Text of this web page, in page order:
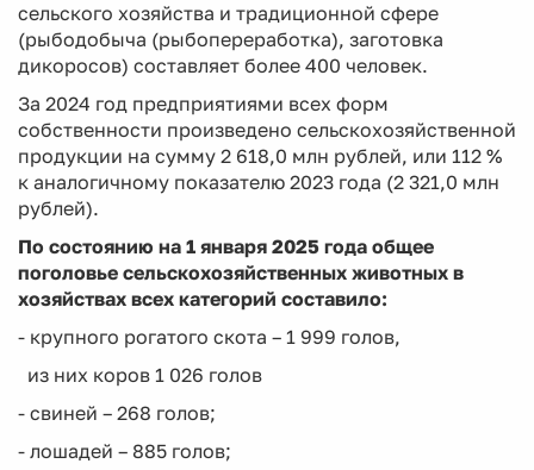
сельского хозяйства и традиционной сфере
(рыбодобыча (рыбопереработка), заготовка
дикоросов) составляет более 400 человек.
За 2024 год предприятиями всех форм
собственности произведено сельскохозяйственной
продукции на сумму 2 618,0 млн рублей, или 112 %
к аналогичному показателю 2023 года (2 321,0 млн
рублей).
По состоянию на 1 января 2025 года общее
поголовье сельскохозяйственных животных в
хозяйствах всех категорий составило:
- крупного рогатого скота – 1 999 голов,
из них коров 1 026 голов
- свиней – 268 голов;
- лошадей – 885 голов;